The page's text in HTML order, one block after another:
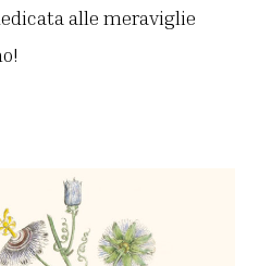
alle meraviglie